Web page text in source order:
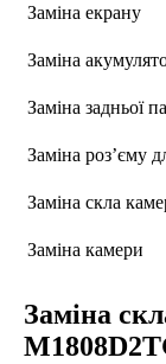
Заміна екрану
Заміна
Заміна задньої
Заміна роз’єму
Заміна скла
Заміна камери
Заміна